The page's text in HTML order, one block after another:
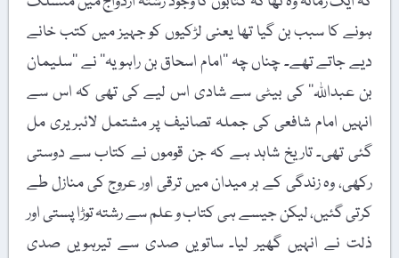
ہونے کا سبب بن گیا تھا یعنی لڑکیوں کو جہیز میں کتب خانے
دیے جاتے تھے۔ چناں چہ ’’امام اسحاق بن راہویہ‘‘ نے ’’سلیمان
بن عبداللہ‘‘ کی بیٹی سے شادی اس لیے کی تھی کہ اس سے
انہیں امام شافعی کی جملہ تصانیف پر مشتمل لائبریری مل
گئی تھی۔ تاریخ شاہد ہے کہ جن قوموں نے کتاب سے دوستی
رکھی، وہ زندگی کے ہر میدان میں ترقی اور عروج کی منازل طے
کرتی گئیں، لیکن جیسے ہی کتاب و علم سے رشتہ توڑا پستی اور
ذلت نے انہیں گھیر لیا۔ ساتویں صدی سے تیرہویں صدی